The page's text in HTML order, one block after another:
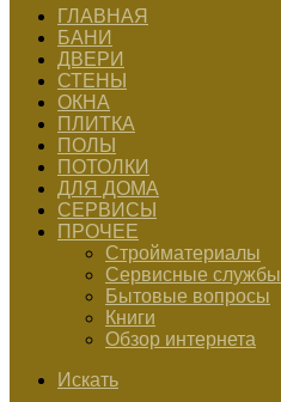
ГЛАВНАЯ
БАНИ
ДВЕРИ
СТЕНЫ
ОКНА
ПЛИТКА
ПОЛЫ
ПОТОЛКИ
ДЛЯ ДОМА
СЕРВИСЫ
ПРОЧЕЕ
Стройматериалы
Сервисные службы
Бытовые вопросы
Книги
Обзор интернета
Искать